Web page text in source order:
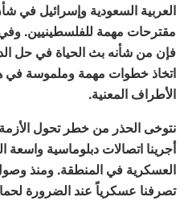
العربية السعودية وإسرائيل في
مقترحات مهمة للفلسطينيين.
فإن من شأنه بث الحياة في حل
اتخاذ خطوات مهمة وملموسة في
الأطراف المعنية.
نتوخى الحذر من خطر تحول
أجرينا اتصالات دبلوماسية واسعة
العسكرية في المنطقة. ومنذ
تصرفنا عسكرياً عند الضرورة